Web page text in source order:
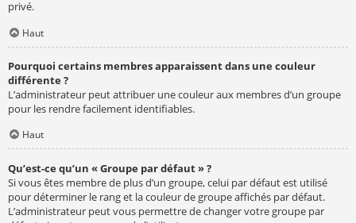
privé.
Haut
Pourquoi certains membres apparaissent dans une couleur
différente ?
L’administrateur peut attribuer une couleur aux membres d’un groupe
pour les rendre facilement identifiables.
Haut
Qu’est-ce qu’un « Groupe par défaut » ?
Si vous êtes membre de plus d’un groupe, celui par défaut est utilisé
pour déterminer le rang et la couleur de groupe affichés par défaut.
L’administrateur peut vous permettre de changer votre groupe par